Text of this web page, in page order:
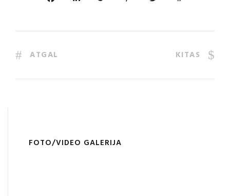
ATGAL KITAS
FOTO/VIDEO GALERIJA